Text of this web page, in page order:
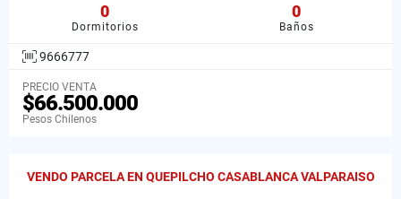
0
Dormitorios
0
Baños
9666777
PRECIO VENTA
$66.500.000
Pesos Chilenos
VENDO PARCELA EN QUEPILCHO CASABLANCA VALPARAISO